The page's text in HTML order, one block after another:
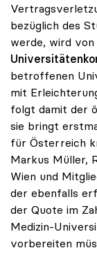
bezüglich des
werde, wird von
betroffenen
mit
folgt damit der
sie bringt
für Österreich
Markus Müller,
Wien und
der ebenfalls
der Quote im
Medizin-
vorbereiten